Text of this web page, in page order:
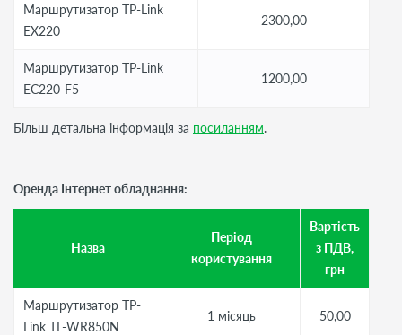
Маршрутизатор TP-Link
EX220
2300,00
Маршрутизатор TP-Link
EC220-F5
1200,00
Більш детальна інформація за посиланням.
Оренда Інтернет обладнання:
Назва
Період
користування
Вартість
з ПДВ,
грн
Маршрутизатор TP-
Link TL-WR850N
1 місяць 50,00